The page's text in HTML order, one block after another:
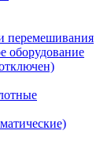
перемешивания
оборудование